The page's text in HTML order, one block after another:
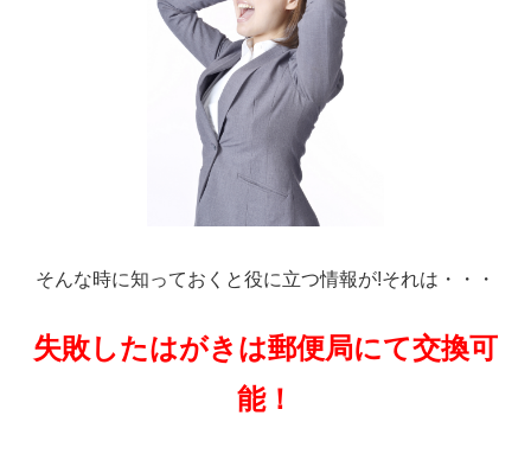
そんな時に知っておくと役に立つ情報が!それは・・・
失敗したはがきは郵便局にて交換可
能！